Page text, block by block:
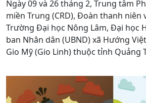
Ngày 09 và 26 tháng 2, Trung tâm
miền Trung (CRD), Đoàn thanh niên
Trường Đại học Nông Lâm, Đại học
ban Nhân dân (UBND) xã Hướng
Gio Mỹ (Gio Linh) thuộc tỉnh Quảng